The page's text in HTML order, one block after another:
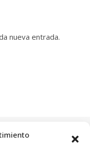
nueva entrada.
Blog ⬇️⬇️